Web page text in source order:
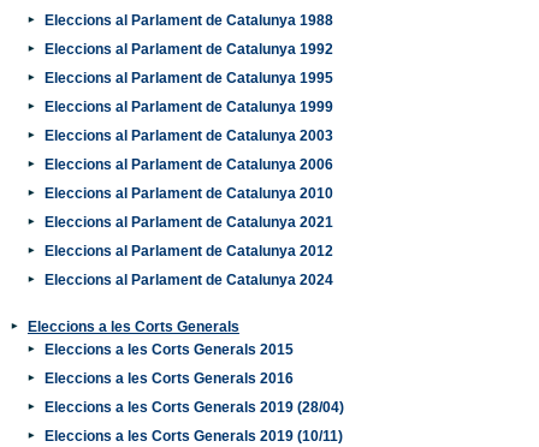
Eleccions al Parlament de Catalunya 1988
Eleccions al Parlament de Catalunya 1992
Eleccions al Parlament de Catalunya 1995
Eleccions al Parlament de Catalunya 1999
Eleccions al Parlament de Catalunya 2003
Eleccions al Parlament de Catalunya 2006
Eleccions al Parlament de Catalunya 2010
Eleccions al Parlament de Catalunya 2021
Eleccions al Parlament de Catalunya 2012
Eleccions al Parlament de Catalunya 2024
Eleccions a les Corts Generals
Eleccions a les Corts Generals 2015
Eleccions a les Corts Generals 2016
Eleccions a les Corts Generals 2019 (28/04)
Eleccions a les Corts Generals 2019 (10/11)